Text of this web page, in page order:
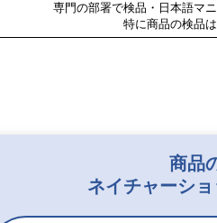
専門の部署で検品・日本語マ
特に商品の検品
商品
ネイチャーシ